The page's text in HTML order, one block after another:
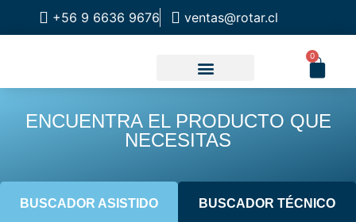
+56 9 6636 9676 ventas@rotar.cl
0
ENCUENTRA EL PRODUCTO QUE
NECESITAS
BUSCADOR ASISTIDO BUSCADOR TÉCNICO